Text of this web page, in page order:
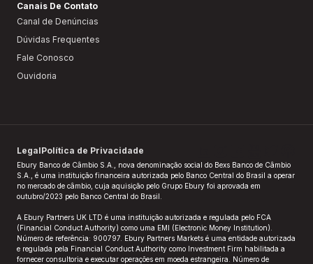
Canais De Contato
Canal de Denúncias
Dúvidas Frequentes
Fale Conosco
Ouvidoria
LegalPolítica de Privacidade
Ebury Banco de Câmbio S.A., nova denominação social do Bexs Banco de Câmbio
S.A., é uma instituição financeira autorizada pelo Banco Central do Brasil a operar
no mercado de câmbio, cuja aquisição pelo Grupo Ebury foi aprovada em
outubro/2023 pelo Banco Central do Brasil.​
A Ebury Partners UK LTD é uma instituição autorizada e regulada pelo FCA
(Financial Conduct Authority) como uma EMI (Electronic Money Institution).
Número de referência: 900797. Ebury Partners Markets é uma entidade autorizada
e regulada pela Financial Conduct Authority como Investment Firm habilitada a
fornecer consultoria e executar operações em moeda estrangeira. Número de